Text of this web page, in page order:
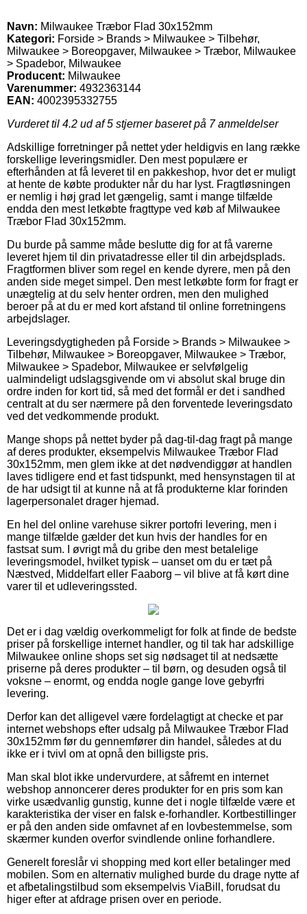
Navn: Milwaukee Træbor Flad 30x152mm
Kategori: Forside > Brands > Milwaukee > Tilbehør,
Milwaukee > Boreopgaver, Milwaukee > Træbor, Milwaukee
> Spadebor, Milwaukee
Producent: Milwaukee
Varenummer: 4932363144
EAN: 4002395332755
Vurderet til 4.2 ud af 5 stjerner baseret på 7anmeldelser
Adskillige forretninger på nettet yder heldigvis en lang række
forskellige leveringsmidler. Den mest populære er
efterhånden at få leveret til en pakkeshop, hvor det er muligt
at hente de købte produkter når du har lyst. Fragtløsningen
er nemlig i høj grad let gængelig, samt i mange tilfælde
endda den mest letkøbte fragttype ved køb af Milwaukee
Træbor Flad 30x152mm.
Du burde på samme måde beslutte dig for at få varerne
leveret hjem til din privatadresse eller til din arbejdsplads.
Fragtformen bliver som regel en kende dyrere, men på den
anden side meget simpel. Den mest letkøbte form for fragt er
unægtelig at du selv henter ordren, men den mulighed
beroer på at du er med kort afstand til online forretningens
arbejdslager.
Leveringsdygtigheden på Forside > Brands > Milwaukee >
Tilbehør, Milwaukee > Boreopgaver, Milwaukee > Træbor,
Milwaukee > Spadebor, Milwaukee er selvfølgelig
ualmindeligt udslagsgivende om vi absolut skal bruge din
ordre inden for kort tid, så med det formål er det i sandhed
centralt at du ser nærmere på den forventede leveringsdato
ved det vedkommende produkt.
Mange shops på nettet byder på dag-til-dag fragt på mange
af deres produkter, eksempelvis Milwaukee Træbor Flad
30x152mm, men glem ikke at det nødvendiggør at handlen
laves tidligere end et fast tidspunkt, med hensynstagen til at
de har udsigt til at kunne nå at få produkterne klar forinden
lagerpersonalet drager hjemad.
En hel del online varehuse sikrer portofri levering, men i
mange tilfælde gælder det kun hvis der handles for en
fastsat sum. I øvrigt må du gribe den mest betalelige
leveringsmodel, hvilket typisk – uanset om du er tæt på
Næstved, Middelfart eller Faaborg – vil blive at få kørt dine
varer til et udleveringssted.
Det er i dag vældig overkommeligt for folk at finde de bedste
priser på forskellige internet handler, og til tak har adskillige
Milwaukee online shops set sig nødsaget til at nedsætte
priserne på deres produkter – til børn, og desuden også til
voksne – enormt, og endda nogle gange love gebyrfri
levering.
Derfor kan det alligevel være fordelagtigt at checke et par
internet webshops efter udsalg på Milwaukee Træbor Flad
30x152mm før du gennemfører din handel, således at du
ikke er i tvivl om at opnå den billigste pris.
Man skal blot ikke undervurdere, at såfremt en internet
webshop annoncerer deres produkter for en pris som kan
virke usædvanlig gunstig, kunne det i nogle tilfælde være et
karakteristika der viser en falsk e-forhandler. Kortbestillinger
er på den anden side omfavnet af en lovbestemmelse, som
skærmer kunden overfor svindlende online forhandlere.
Generelt foreslår vi shopping med kort eller betalinger med
mobilen. Som en alternativ mulighed burde du drage nytte af
et afbetalingstilbud som eksempelvis ViaBill, forudsat du
higer efter at afdrage prisen over en periode.